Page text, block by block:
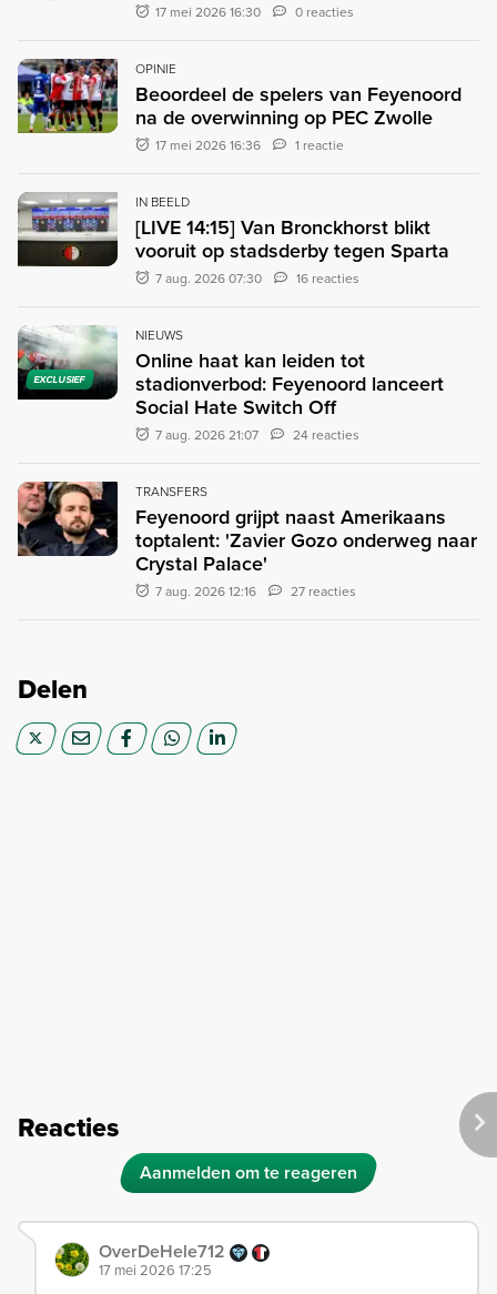
17 mei 2026 16:30 0 reacties
OPINIE
Beoordeel de spelers van Feyenoord
na de overwinning op PEC Zwolle
17 mei 2026 16:36 1 reactie
IN BEELD
[LIVE 14:15] Van Bronckhorst blikt
vooruit op stadsderby tegen Sparta
7 aug. 2026 07:30 16 reacties
EXCLUSIEF
NIEUWS
Online haat kan leiden tot
stadionverbod: Feyenoord lanceert
Social Hate Switch Off
7 aug. 2026 21:07 24 reacties
TRANSFERS
Feyenoord grijpt naast Amerikaans
toptalent: 'Zavier Gozo onderweg naar
Crystal Palace'
7 aug. 2026 12:16 27 reacties
Delen
Reacties
Aanmelden om te reageren
OverDeHele712
17 mei 2026 17:25